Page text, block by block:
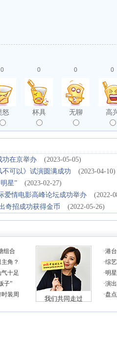
0
怒
0
杯具
0
无聊
0
高
功在京举办
(2023-05-05)
可以》试演圆满成功
(2023-04-10)
星”
(2023-02-27)
爱情电影高峰论坛成功举办
(2022-
奇招成功获得金币
(2022-05-26)